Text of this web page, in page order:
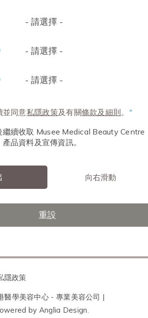
- 請選擇 -
- 請選擇 -
- 請選擇 -
並同意私隱政策及有關條款及細則。 *
繼續收取 Musee Medical Beauty Centre
品資料及宣傳資訊。
向右滑動
重設
隱政策
學美容中心 - 專業美容公司 |
by Anglia Design